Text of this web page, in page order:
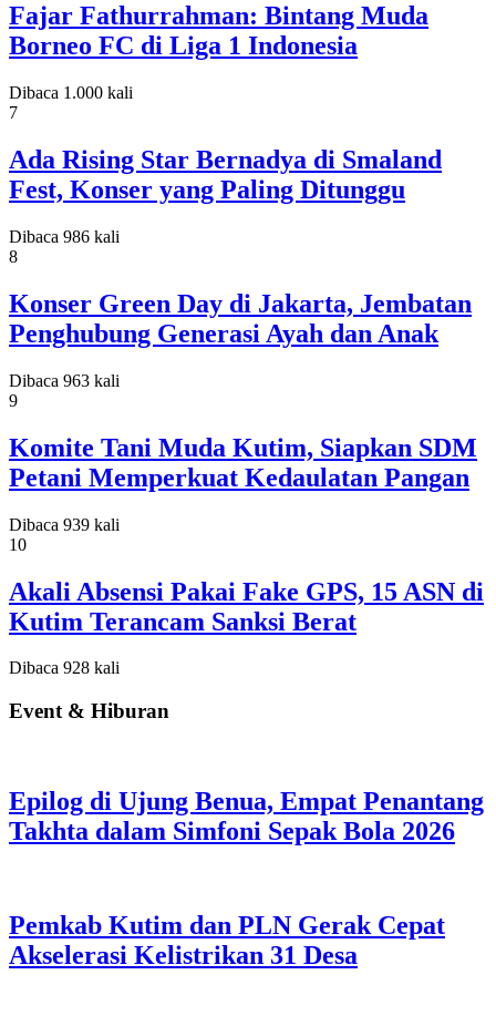
Fajar Fathurrahman: Bintang Muda
Borneo FC di Liga 1 Indonesia
Dibaca 1.000 kali
7
Ada Rising Star Bernadya di Smaland
Fest, Konser yang Paling Ditunggu
Dibaca 986 kali
8
Konser Green Day di Jakarta, Jembatan
Penghubung Generasi Ayah dan Anak
Dibaca 963 kali
9
Komite Tani Muda Kutim, Siapkan SDM
Petani Memperkuat Kedaulatan Pangan
Dibaca 939 kali
10
Akali Absensi Pakai Fake GPS, 15 ASN di
Kutim Terancam Sanksi Berat
Dibaca 928 kali
Event & Hiburan
Epilog di Ujung Benua, Empat Penantang
Takhta dalam Simfoni Sepak Bola 2026
Pemkab Kutim dan PLN Gerak Cepat
Akselerasi Kelistrikan 31 Desa